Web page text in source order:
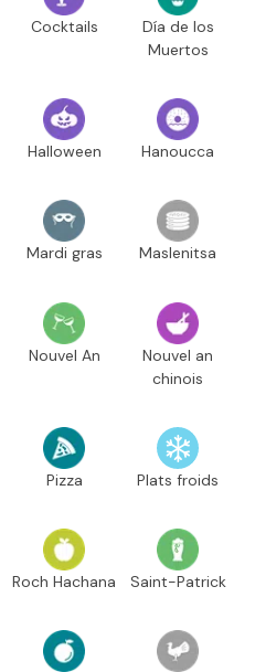
Cocktails
Día de los
Muertos
Halloween Hanoucca
Mardi gras Maslenitsa
Nouvel An
Nouvel an
chinois
Pizza Plats froids
Roch Hachana Saint-Patrick